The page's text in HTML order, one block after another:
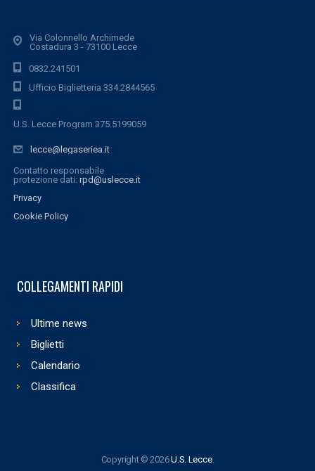
Via Colonnello Archimede
Costadura 3 - 73100 Lecce
0832.241501
Ufficio Biglietteria 334.2844565
U.S. Lecce Program 375.5199059
lecce@legaseriea.it
Contatto responsabile
protezione dati: rpd@uslecce.it
Privacy
Cookie Policy
COLLEGAMENTI RAPIDI
Ultime news
Biglietti
Calendario
Classifica
Copyright © 2026U.S. Lecce.